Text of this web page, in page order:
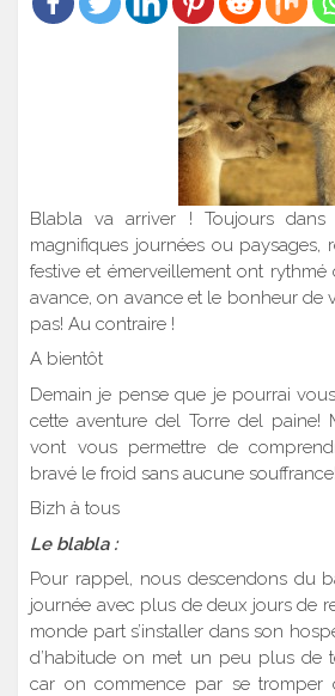
Blabla va arriver ! Toujours
magnifiques journées ou paysages,
festive et émerveillement ont
avance, on avance et le bonheur de
pas! Au contraire !
A bientôt
Demain je pense que je pourrai
cette aventure del Torre del paine!
vont vous permettre de
bravé le froid sans aucune souffrance!
Bizh à tous
Le blabla :
Pour rappel, nous descendons du
journée avec plus de deux jours de
monde part s’installer dans son
d’habitude on met un peu plus de
car on commence par se